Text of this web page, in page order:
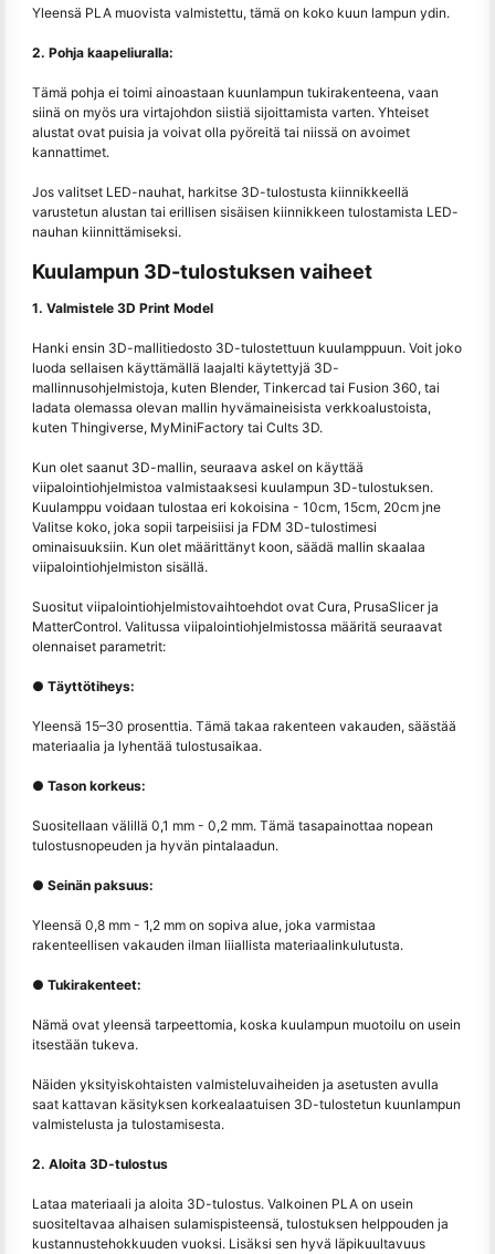
Yleensä PLA muovista valmistettu, tämä on koko kuun lampun ydin.
2. Pohja kaapeliuralla:
Tämä pohja ei toimi ainoastaan kuunlampun tukirakenteena, vaan
siinä on myös ura virtajohdon siistiä sijoittamista varten. Yhteiset
alustat ovat puisia ja voivat olla pyöreitä tai niissä on avoimet
kannattimet.
Jos valitset LED-nauhat, harkitse 3D-tulostusta kiinnikkeellä
varustetun alustan tai erillisen sisäisen kiinnikkeen tulostamista LED-
nauhan kiinnittämiseksi.
Kuulampun 3D-tulostuksen vaiheet
1. Valmistele 3D Print Model
Hanki ensin 3D-mallitiedosto 3D-tulostettuun kuulamppuun. Voit joko
luoda sellaisen käyttämällä laajalti käytettyjä 3D-
mallinnusohjelmistoja, kuten Blender, Tinkercad tai Fusion 360, tai
ladata olemassa olevan mallin hyvämaineisista verkkoalustoista,
kuten Thingiverse, MyMiniFactory tai Cults 3D.
Kun olet saanut 3D-mallin, seuraava askel on käyttää
viipalointiohjelmistoa valmistaaksesi kuulampun 3D-tulostuksen.
Kuulamppu voidaan tulostaa eri kokoisina - 10cm, 15cm, 20cm jne
Valitse koko, joka sopii tarpeisiisi ja FDM 3D-tulostimesi
ominaisuuksiin. Kun olet määrittänyt koon, säädä mallin skaalaa
viipalointiohjelmiston sisällä.
Suositut viipalointiohjelmistovaihtoehdot ovat Cura, PrusaSlicer ja
MatterControl. Valitussa viipalointiohjelmistossa määritä seuraavat
olennaiset parametrit:
● Täyttötiheys:
Yleensä 15–30 prosenttia. Tämä takaa rakenteen vakauden, säästää
materiaalia ja lyhentää tulostusaikaa.
● Tason korkeus:
Suositellaan välillä 0,1 mm - 0,2 mm. Tämä tasapainottaa nopean
tulostusnopeuden ja hyvän pintalaadun.
● Seinän paksuus:
Yleensä 0,8 mm - 1,2 mm on sopiva alue, joka varmistaa
rakenteellisen vakauden ilman liiallista materiaalinkulutusta.
● Tukirakenteet:
Nämä ovat yleensä tarpeettomia, koska kuulampun muotoilu on usein
itsestään tukeva.
Näiden yksityiskohtaisten valmisteluvaiheiden ja asetusten avulla
saat kattavan käsityksen korkealaatuisen 3D-tulostetun kuunlampun
valmistelusta ja tulostamisesta.
2. Aloita 3D-tulostus
Lataa materiaali ja aloita 3D-tulostus. Valkoinen PLA on usein
suositeltavaa alhaisen sulamispisteensä, tulostuksen helppouden ja
kustannustehokkuuden vuoksi. Lisäksi sen hyvä läpikuultavuus